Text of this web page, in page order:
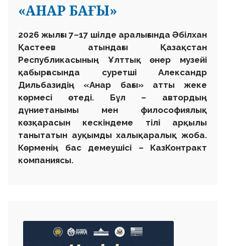
«АНАР БАҒЫ»
2026 жылғы 7–17 шілде аралығында Әбілхан
Қастеев атындағы Қазақстан
Республикасының Ұлттық өнер музейі
қабырғасында суретші Александр
Дильбазидің «Анар бағы» атты жеке
көрмесі өтеді. Бұл – автордың
дүниетанымы мен философиялық
көзқарасын кескіндеме тілі арқылы
танытатын ауқымды халықаралық жоба.
Көрменің бас демеушісі – КазКонтракт
компаниясы.